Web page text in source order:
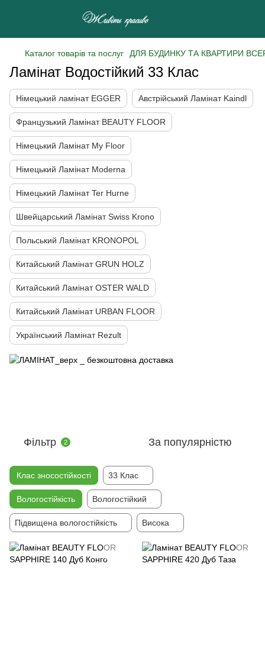
Каталог товарів та послуг ДЛЯ БУДИНКУ ТА КВАРТИРИ
Ламінат Водостійкий 33 Клас
Німецький ламінат EGGER Австрійський Ламінат Kaindl
Французький Ламінат BEAUTY FLOOR
Німецький Ламінат My Floor
Німецький Ламінат Moderna
Німецький Ламінат Ter Hurne
Швейцарський Ламінат Swiss Krono
Польський Ламінат KRONOPOL
Китайський Ламінат GRUN HOLZ
Китайський Ламінат OSTER WALD
Китайський Ламінат URBAN FLOOR
Український Ламінат Rezult
Фільтр 2 За популярністю
Клас зносостійкості 33 Клас
Вологостійкість Вологостійкий
Підвищена вологостійкість Висока